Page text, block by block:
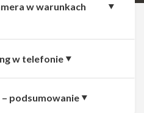
Udostępnij
w warunkach
w telefonie
podsumowanie